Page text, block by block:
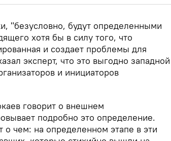
"безусловно, будут определенными
хотя бы в силу того, что
и создает проблемы для
эксперт, что это выгодно западной
и инициаторов
говорит о внешнем
подробно это определение.
чем: на определенном этапе в эти